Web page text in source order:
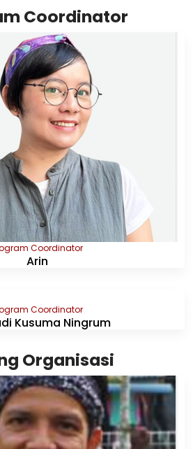
Coordinator
Coordinator
Arin
Coordinator
Kusuma Ningrum
Organisasi